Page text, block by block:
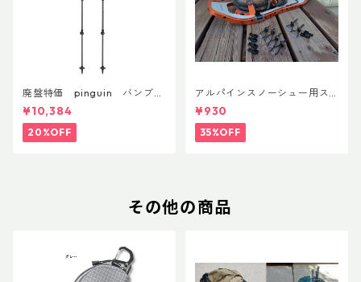
廃盤特価 pinguin バンブー
FLフォーム(ペア)
¥10,384
20%OFF
アルパインスノーシュー用ス
トラップキャッチ(ペア)
¥930
35%OFF
その他の商品